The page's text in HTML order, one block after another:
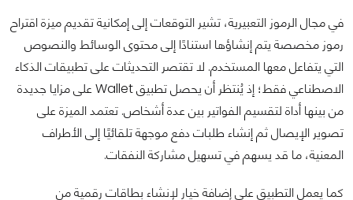
في مجال الرموز التعبيرية، تشير التوقعات إلى إمكانية تقديم ميزة اقتراح
رموز مخصصة يتم إنشاؤها استنادًا إلى محتوى الوسائط والنصوص
التي يتفاعل معها المستخدم. لا تقتصر التحديثات على تطبيقات الذكاء
الاصطناعي فقط؛ إذ يُنتظر أن يحصل تطبيق Wallet على مزايا جديدة
من بينها أداة لتقسيم الفواتير بين عدة أشخاص. تعتمد الميزة على
تصوير الإيصال ثم إنشاء طلبات دفع موجهة تلقائيًا إلى الأطراف
المعنية، ما قد يسهم في تسهيل مشاركة النفقات.
كما يعمل التطبيق على إضافة خيار لإنشاء بطاقات رقمية من